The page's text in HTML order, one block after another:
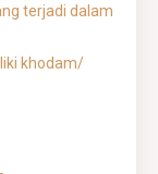
terjadi dalam
khodam/